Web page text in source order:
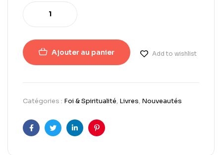
Ajouter au panier Add to wishlist
Catégories : Foi & Spiritualité, Livres, Nouveautés
FacebookTwitterLinkedInPinterest